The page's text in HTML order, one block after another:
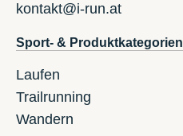
kontakt@i-run.at
Sport- & Produktkategorien
Laufen
Trailrunning
Wandern